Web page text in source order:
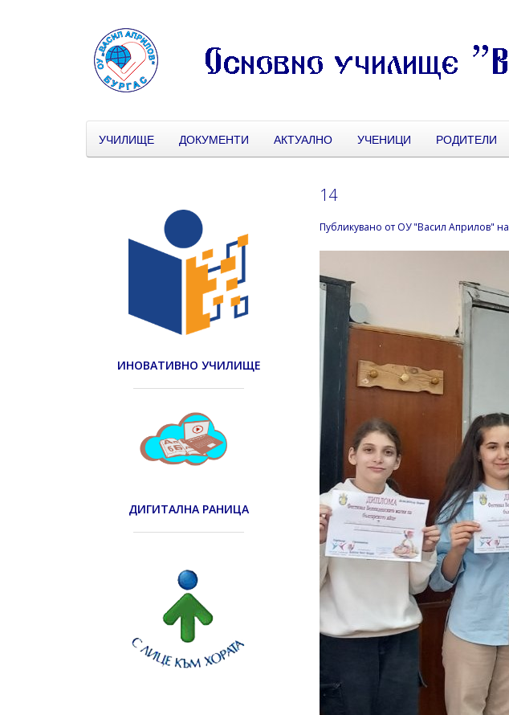
УЧИЛИЩЕ ДОКУМЕНТИ АКТУАЛНО УЧЕНИЦИ РОДИТЕЛИ
14
Публикувано от ОУ "Васил Априлов" на
ИНОВАТИВНО УЧИЛИЩЕ
ДИГИТАЛНА РАНИЦА